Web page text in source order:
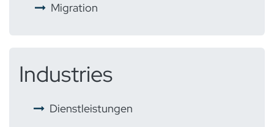
Migration
Industries
Dienstleistungen